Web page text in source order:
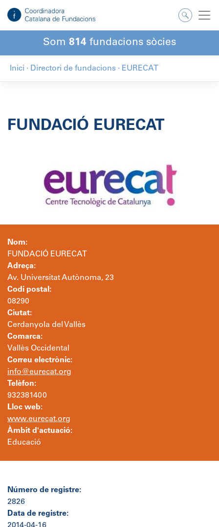
contingut
Som 814 fundacions sòcies
Inici · Directori de fundacions · EURECAT
FUNDACIÓ EURECAT
Nom:
FUNDACIÓ EURECAT
Adreça:
Av. Universitat Autònoma, 23
Codi postal:
08290
Ciutat:
Cerdanyola del Vallès
Comarca:
Vallès Occidental
Correu electrònic:
info@eurecat.org
Telèfon:
932381400
Lloc web:
www.eurecat.org
Àmbit d'actuació:
Educació
Número de registre:
2826
Data de registre: